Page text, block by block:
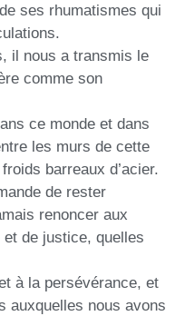
ses rhumatismes qui
il nous a transmis le
comme son
ce monde et dans
les murs de cette
barreaux d’acier.
de rester
renoncer aux
de justice, quelles
à la persévérance, et
auxquelles nous avons